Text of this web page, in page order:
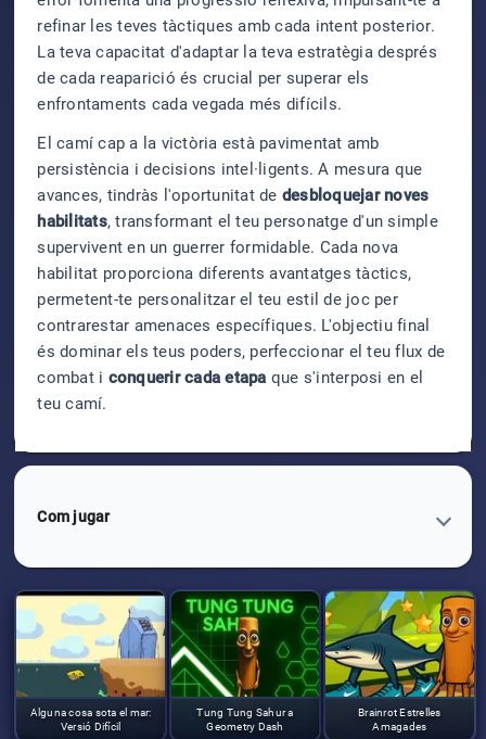
refinar les teves tàctiques amb cada intent posterior.
La teva capacitat d'adaptar la teva estratègia després
de cada reaparició és crucial per superar els
enfrontaments cada vegada més difícils.
El camí cap a la victòria està pavimentat amb
persistència i decisions intel·ligents. A mesura que
avances, tindràs l'oportunitat de desbloquejar noves
habilitats, transformant el teu personatge d'un simple
supervivent en un guerrer formidable. Cada nova
habilitat proporciona diferents avantatges tàctics,
permetent-te personalitzar el teu estil de joc per
contrarestar amenaces específiques. L'objectiu final
és dominar els teus poders, perfeccionar el teu flux de
combat i conquerir cada etapa que s'interposi en el
teu camí.
Com jugar
Alguna cosa sota el mar:
Versió Difícil
Tung Tung Sahur a
Geometry Dash
Brainrot Estrelles
Amagades